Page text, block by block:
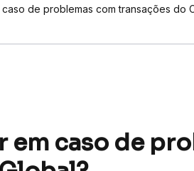
de problemas com transações do
em caso de